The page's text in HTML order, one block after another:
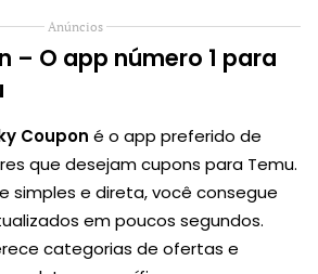
Anúncios
– O app número 1 para
Coupon é o app preferido de
que desejam cupons para Temu.
simples e direta, você consegue
em poucos segundos.
categorias de ofertas e